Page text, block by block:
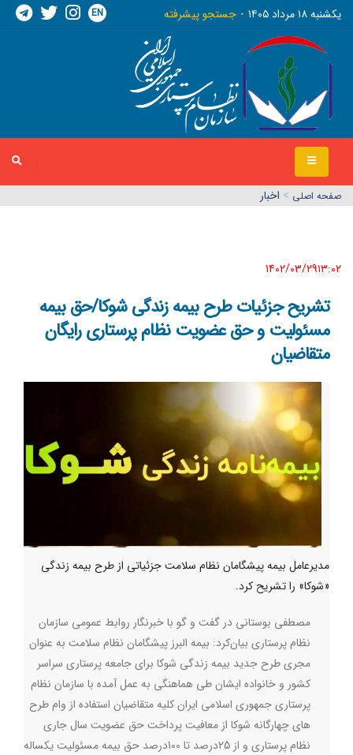
يکشنبه ١٨ مرداد ١٤٠٥ جستجو پیشرفته EN
صفحه اصلي > اخبار
1402/03/29١٣:٠٢
تشریح جزئیات طرح بیمه زندگی شوکا/حق بیمه
مسئولیت و حق عضویت نظام پرستاری رایگان
متقاضیان
مدیرعامل بیمه پیشگامان نظام سلامت جزئیاتی از طرح بیمه زندگی
«شوکا» را تشریح کرد.
مصطفی بوستانی در گفت و گو با خبرنگار روابط عمومی سازمان
نظام پرستاری بیان‌کرد: بیمه البرز پیشگامان نظام سلامت به عنوان
مجری طرح جدید بیمه زندگی شوکا برای جامعه پرستاری سراسر
کشور و خانواده ایشان طی هماهنگی به عمل آمده با سازمان نظام
پرستاری جمهوری اسلامی ایران کلیه متقاضیان استفاده از وام طرح
های چهارگانه شوکا از معافیت پرداخت حق عضویت سال جاری
نظام پرستاری و از 25درصد تا 100درصد حق بیمه مسئولیت یکساله